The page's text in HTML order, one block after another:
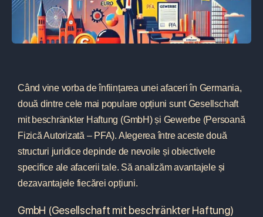
Când vine vorba de înființarea unei afaceri în Germania,
două dintre cele mai populare opțiuni sunt Gesellschaft
mit beschränkter Haftung (GmbH) și Gewerbe (Persoană
Fizică Autorizată – PFA). Alegerea între aceste două
structuri juridice depinde de nevoile și obiectivele
specifice ale afacerii tale. Să analizăm avantajele și
dezavantajele fiecărei opțiuni.
GmbH (Gesellschaft mit beschränkter Haftung)